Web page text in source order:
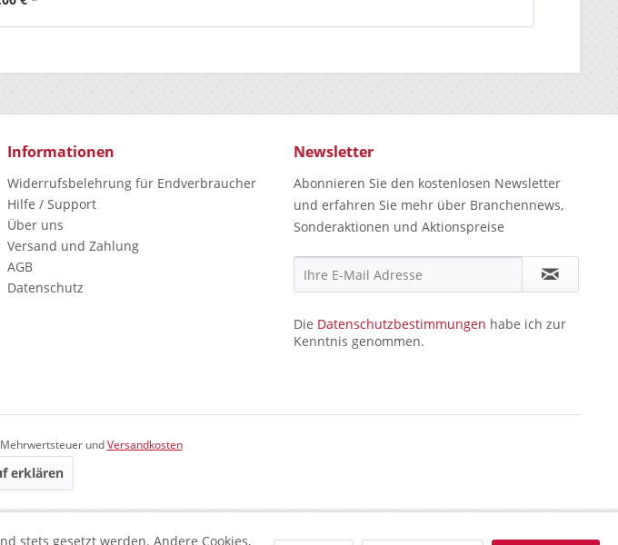
Informationen
Widerrufsbelehrung für Endverbraucher
Hilfe / Support
Über uns
Versand und Zahlung
AGB
Datenschutz
Newsletter
Abonnieren Sie den kostenlosen Newsletter
und erfahren Sie mehr über Branchennews,
Sonderaktionen und Aktionspreise
Die Datenschutzbestimmungen habe ich zur
Kenntnis genommen.
undVersandkosten
erklären
stets gesetzt werden. Andere Cookies,